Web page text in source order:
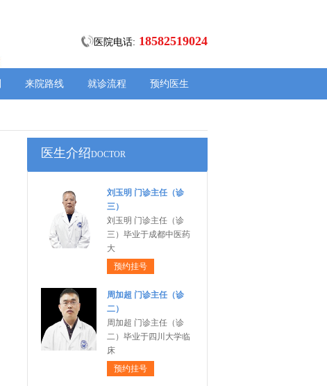
医院电话: 18582519024
来院路线 就诊流程 预约医生
医生介绍DOCTOR
刘玉明 门诊主任（诊
三）
刘玉明 门诊主任（诊
三）毕业于成都中医药
大
预约挂号
周加超 门诊主任（诊
二）
周加超 门诊主任（诊
二）毕业于四川大学临
床
预约挂号